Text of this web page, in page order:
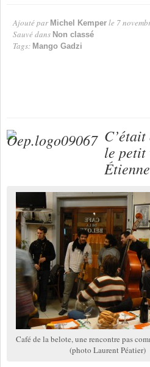
Ajouté par Michel Kemper le 7
Sauvé dans Non classé
Tags: Mango Gadzi
le petit
Café de la belote, une rencontre pas
(photo Laurent Péatier)